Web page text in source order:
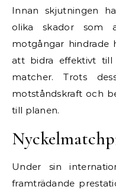
Innan skjutningen
olika skador som
motgångar hindrade
att bidra effektivt till
matcher. Trots
motståndskraft och
till planen.
Under sin
framträdande